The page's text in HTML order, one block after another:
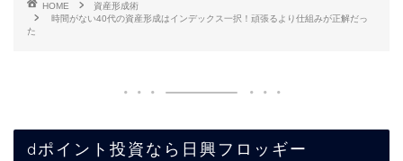
HOME
資産形成術
時間がない40代の資産形成はインデックス一択！頑張るより仕組みが正解だっ
た
dポイント投資なら日興フロッギー